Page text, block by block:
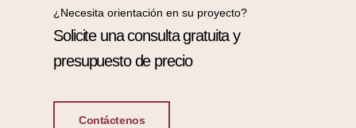
¿Necesita orientación en su proyecto?
Solicite una consulta gratuita y
presupuesto de precio
Contáctenos